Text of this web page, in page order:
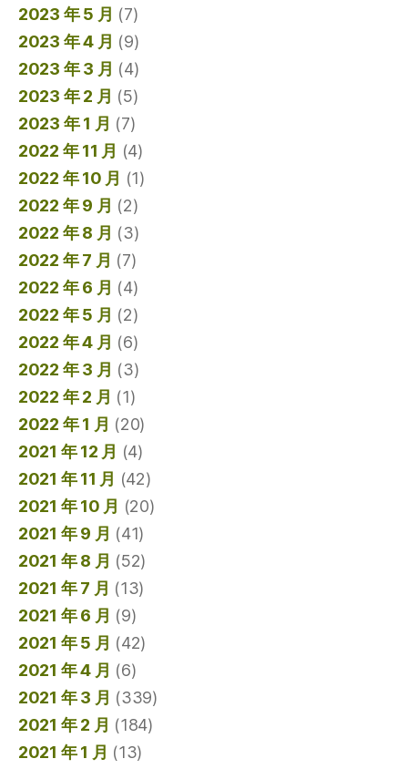
2023 年 5 月 (7)
2023 年 4 月 (9)
2023 年 3 月 (4)
2023 年 2 月 (5)
2023 年 1 月 (7)
2022 年 11 月 (4)
2022 年 10 月 (1)
2022 年 9 月 (2)
2022 年 8 月 (3)
2022 年 7 月 (7)
2022 年 6 月 (4)
2022 年 5 月 (2)
2022 年 4 月 (6)
2022 年 3 月 (3)
2022 年 2 月 (1)
2022 年 1 月 (20)
2021 年 12 月 (4)
2021 年 11 月 (42)
2021 年 10 月 (20)
2021 年 9 月 (41)
2021 年 8 月 (52)
2021 年 7 月 (13)
2021 年 6 月 (9)
2021 年 5 月 (42)
2021 年 4 月 (6)
2021 年 3 月 (339)
2021 年 2 月 (184)
2021 年 1 月 (13)